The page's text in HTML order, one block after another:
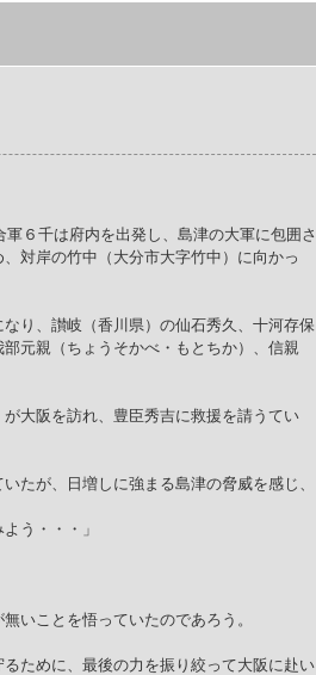
６千は府内を出発し、島津の大軍に包囲さ
対岸の竹中（大分市大字竹中）に向かっ
り、讃岐（香川県）の仙石秀久、十河存保
元親（ちょうそかべ・もとちか）、信親
大阪を訪れ、豊臣秀吉に救援を請うてい
たが、日増しに強まる島津の脅威を感じ、
う・・・」
いことを悟っていたのであろう。
ために、最後の力を振り絞って大阪に赴い